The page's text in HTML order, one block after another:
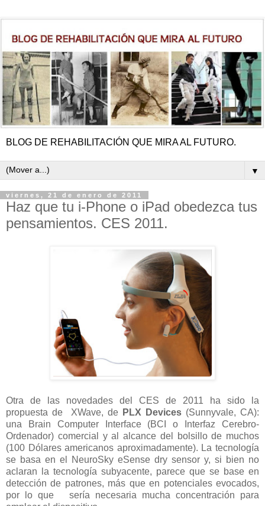
BLOG DE REHABILITACIÓN QUE MIRA AL FUTURO.
▼
viernes, 21 de enero de 2011
Haz que tu i-Phone o iPad obedezca tus
pensamientos. CES 2011.
Otra de las novedades del CES de 2011 ha sido la
propuesta de XWave, de PLX Devices (Sunnyvale, CA):
una Brain Computer Interface (BCI o Interfaz Cerebro-
Ordenador) comercial y al alcance del bolsillo de muchos
(100 Dólares americanos aproximadamente). La tecnología
se basa en el NeuroSky eSense dry sensor y, si bien no
aclaran la tecnología subyacente, parece que se base en
detección de patrones, más que en potenciales evocados,
por lo que sería necesaria mucha concentración para